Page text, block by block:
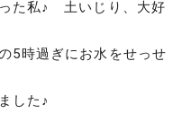
た私♪ 土いじり、大好
5時過ぎにお水をせっせ
した♪